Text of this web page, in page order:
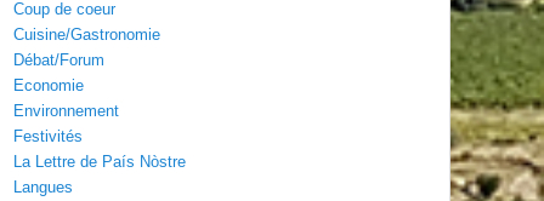
Coup de coeur
Cuisine/Gastronomie
Débat/Forum
Economie
Environnement
Festivités
La Lettre de País Nòstre
Langues